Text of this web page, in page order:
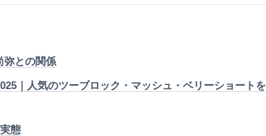
弥との関係
｜人気のツーブロック・マッシュ・ベリーショートを
態